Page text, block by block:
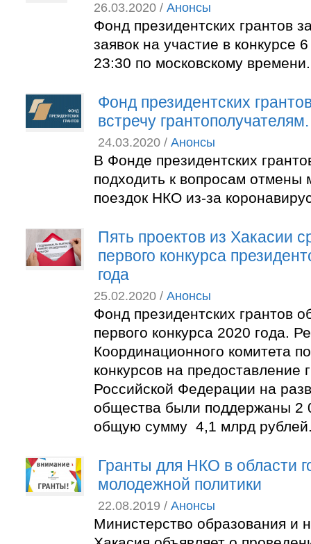
26.03.2020 / Анонсы
Фонд президентских грантов
заявок на участие в конкурсе
23:30 по московскому времени.
Фонд президентских
встречу грантополучателям.
24.03.2020 / Анонсы
В Фонде президентских
подходить к вопросам отмены
поездок НКО из-за
Пять проектов из Хакасии
первого конкурса
года
25.02.2020 / Анонсы
Фонд президентских грантов
первого конкурса 2020 года.
Координационного комитета
конкурсов на предоставление
Российской Федерации на
общества были поддержаны 2
общую сумму 4,1 млрд
Гранты для НКО в области
молодежной политики
22.08.2019 / Анонсы
Министерство образования и